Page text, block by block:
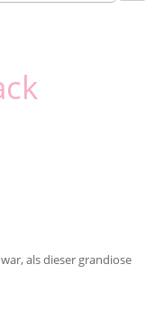
als dieser grandiose